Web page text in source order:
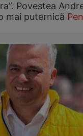
Povestea
mai puternică